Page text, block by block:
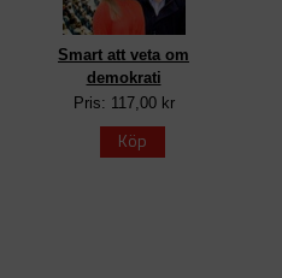
Smart att veta om
demokrati
Pris: 117,00 kr
Köp